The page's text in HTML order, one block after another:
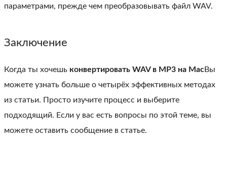
параметрами, прежде чем преобразовывать файл WAV.
Заключение
Когда ты хочешь конвертировать WAV в MP3 на MacВы
можете узнать больше о четырёх эффективных методах
из статьи. Просто изучите процесс и выберите
подходящий. Если у вас есть вопросы по этой теме, вы
можете оставить сообщение в статье.